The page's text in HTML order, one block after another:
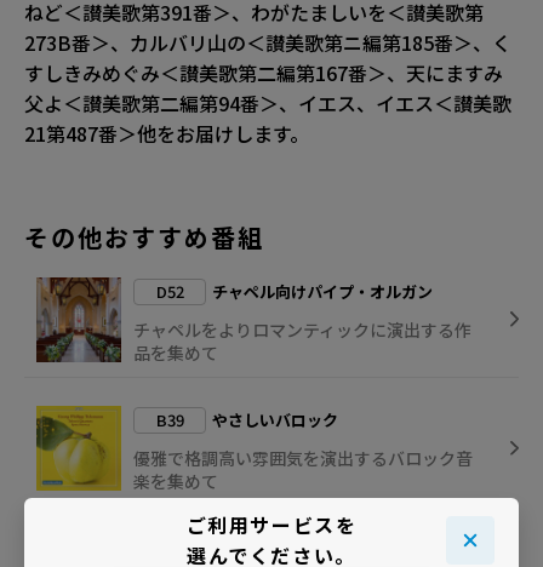
ねど＜讃美歌第391番＞、わがたましいを＜讃美歌第
273B番＞、カルバリ山の＜讃美歌第ニ編第185番＞、く
すしきみめぐみ＜讃美歌第二編第167番＞、天にますみ
父よ＜讃美歌第二編第94番＞、イエス、イエス＜讃美歌
21第487番＞他をお届けします。
その他おすすめ番組
D52 チャペル向けパイプ・オルガン
チャペルをよりロマンティックに演出する作
品を集めて
B39 やさしいバロック
優雅で格調高い雰囲気を演出するバロック音
楽を集めて
幸せのセレモニー・クラシック
ご利用サービスを
選んでください。